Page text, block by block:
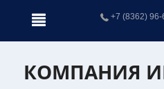
+7 (8362) 96-
КОМПАНИЯ